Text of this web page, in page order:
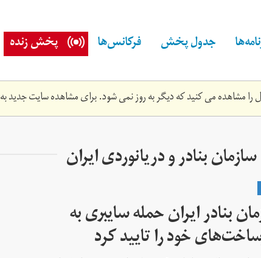
جدول پخش فرکانس‌ها پخش زنده
را مشاهده می کنید که دیگر به روز نمی شود. برای مشاهده سایت جدید به
سازمان بنادر و دریانوردی ایران
بنادر ایران حمله سایبری به
خود را تایید کرد